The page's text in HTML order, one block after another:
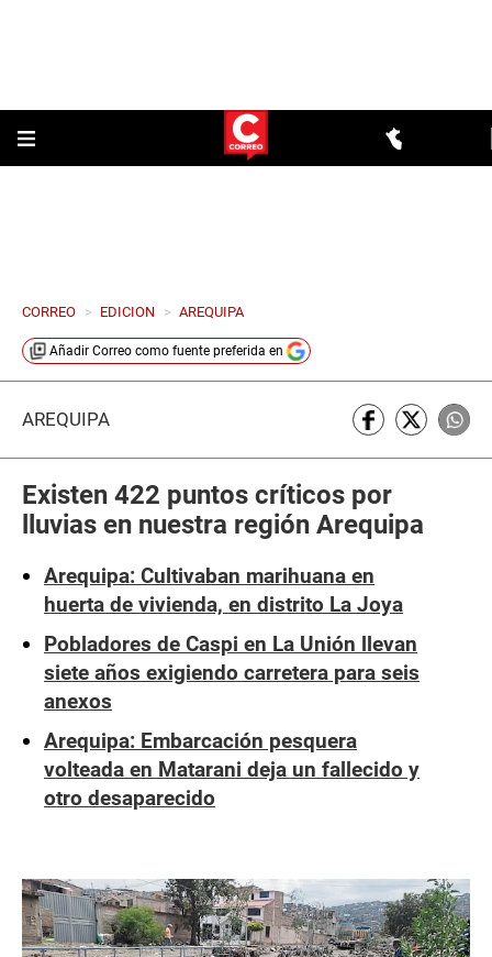
CORREO > EDICION > AREQUIPA
Añadir Correo como fuente preferida en
AREQUIPA
Existen 422 puntos críticos por
lluvias en nuestra región Arequipa
Arequipa: Cultivaban marihuana en
huerta de vivienda, en distrito La Joya
Pobladores de Caspi en La Unión llevan
siete años exigiendo carretera para seis
anexos
Arequipa: Embarcación pesquera
volteada en Matarani deja un fallecido y
otro desaparecido